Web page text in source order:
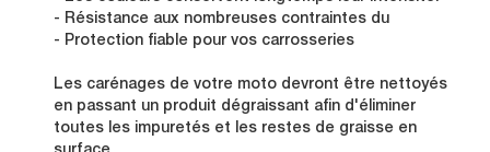
- Résistance aux nombreuses contraintes du
- Protection fiable pour vos carrosseries
Les carénages de votre moto devront être nettoyés
en passant un produit dégraissant afin d'éliminer
toutes les impuretés et les restes de graisse en